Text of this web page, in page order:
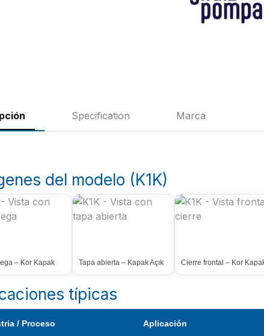
Specification Marca
del modelo (K1K)
– Kor Kapak Tapa abierta – Kapak Açık Cierre frontal – Kor
típicas
/ Proceso Aplicación